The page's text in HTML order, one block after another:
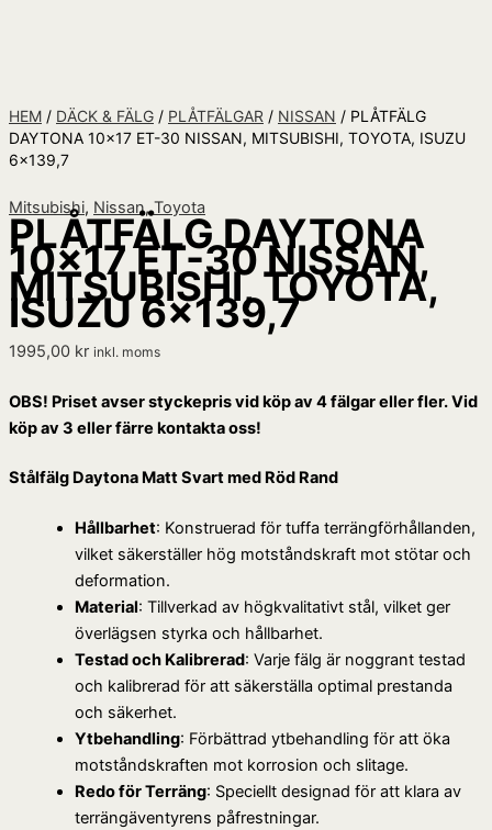
HEM / DÄCK & FÄLG / PLÅTFÄLGAR / NISSAN / PLÅTFÄLG
DAYTONA 10×17 ET-30 NISSAN, MITSUBISHI, TOYOTA, ISUZU
6×139,7
Mitsubishi, Nissan,Toyota
PLÅTFÄLG DAYTONA
10×17 ET-30 NISSAN,
MITSUBISHI, TOYOTA,
ISUZU 6×139,7
1995,00 kr inkl. moms
OBS! Priset avser styckepris vid köp av 4 fälgar eller fler. Vid
köp av 3 eller färre kontakta oss!
Stålfälg Daytona Matt Svart med Röd Rand
Hållbarhet: Konstruerad för tuffa terrängförhållanden,
vilket säkerställer hög motståndskraft mot stötar och
deformation.
Material: Tillverkad av högkvalitativt stål, vilket ger
överlägsen styrka och hållbarhet.
Testad och Kalibrerad: Varje fälg är noggrant testad
och kalibrerad för att säkerställa optimal prestanda
och säkerhet.
Ytbehandling: Förbättrad ytbehandling för att öka
motståndskraften mot korrosion och slitage.
Redo för Terräng: Speciellt designad för att klara av
terrängäventyrens påfrestningar.